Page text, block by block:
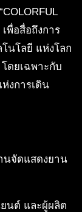
พื่อสื่อถึงการ
นโลยี แห่งโลก
ดยเฉพาะกับ
งการเดิน
นจัดแสดงยาน
นต์ และผู้ผลิต